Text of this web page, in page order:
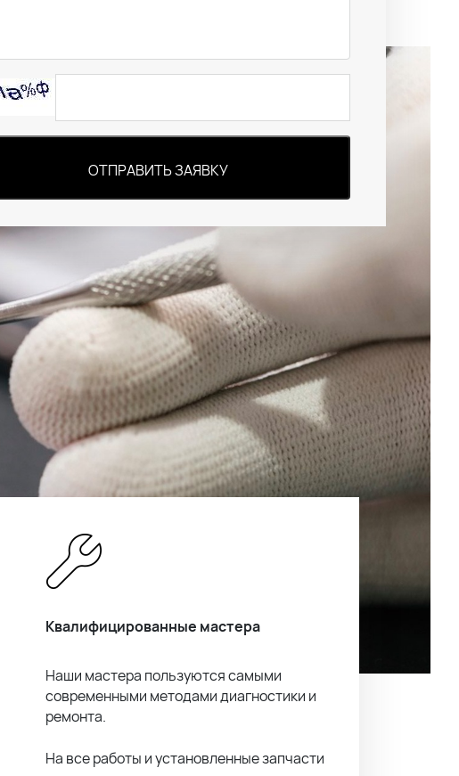
ОТПРАВИТЬ ЗАЯВКУ
Квалифицированные мастера
Наши мастера пользуются самыми
современными методами диагностики и
ремонта.
На все работы и установленные запчасти